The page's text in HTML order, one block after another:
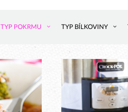
TYP POKRMU TYP BÍLKOVINY